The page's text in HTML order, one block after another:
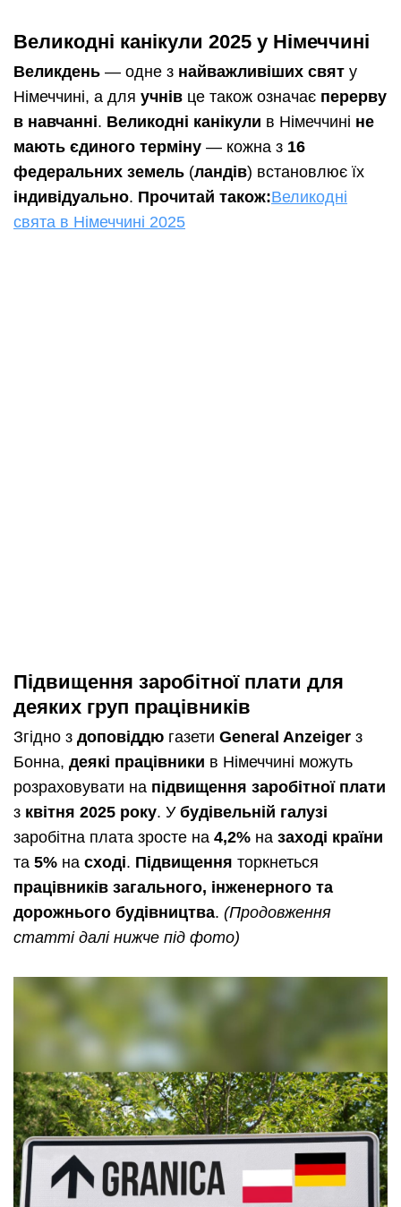
Великодні канікули 2025 у Німеччині
Великдень — одне з найважливіших свят у
Німеччині, а для учнів це також означає перерву
в навчанні. Великодні канікули в Німеччині не
мають єдиного терміну — кожна з 16
федеральних земель (ландів) встановлює їх
індивідуально. Прочитай також:Великодні
свята в Німеччині 2025
Підвищення заробітної плати для
деяких груп працівників
Згідно з доповіддю газети General Anzeiger з
Бонна, деякі працівники в Німеччині можуть
розраховувати на підвищення заробітної плати
з квітня 2025 року. У будівельній галузі
заробітна плата зросте на 4,2% на заході країни
та 5% на сході. Підвищення торкнеться
працівників загального, інженерного та
дорожнього будівництва. (Продовження
статті далі нижче під фото)